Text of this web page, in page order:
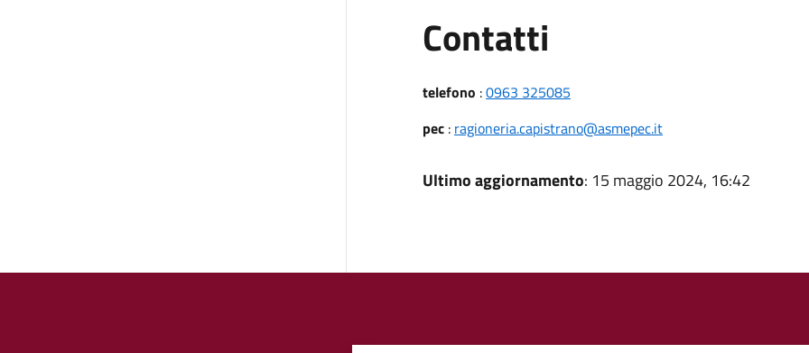
Contatti
telefono :0963 325085
pec: ragioneria.capistrano@asmepec.it
Ultimo aggiornamento: 15 maggio 2024, 16:42